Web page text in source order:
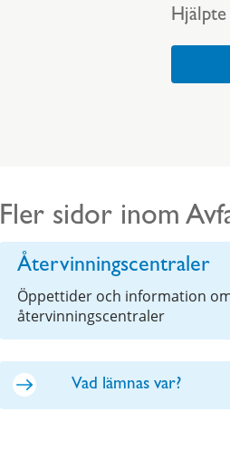
Hjälpte
Fler sidor inom
Återvinningscentraler
Öppettider och information
återvinningscentraler
Vad lämnas var?